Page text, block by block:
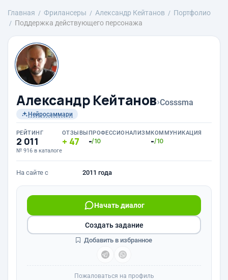
Главная Фрилансеры Александр Кейтанов
Портфолио
Поддержка действующего персонажа
Александр Кейтанов›Cosssma
Нейросаммари
РЕЙТИНГ
2 011
№ 916 в каталоге
ОТЗЫВЫ
47
ПРОФЕССИОНАЛИЗМ
-/10
КОММУНИКАЦИЯ
-/10
На сайте с 2011 года
Начать диалог
Создать задание
Добавить в избранное
Пожаловаться на профиль